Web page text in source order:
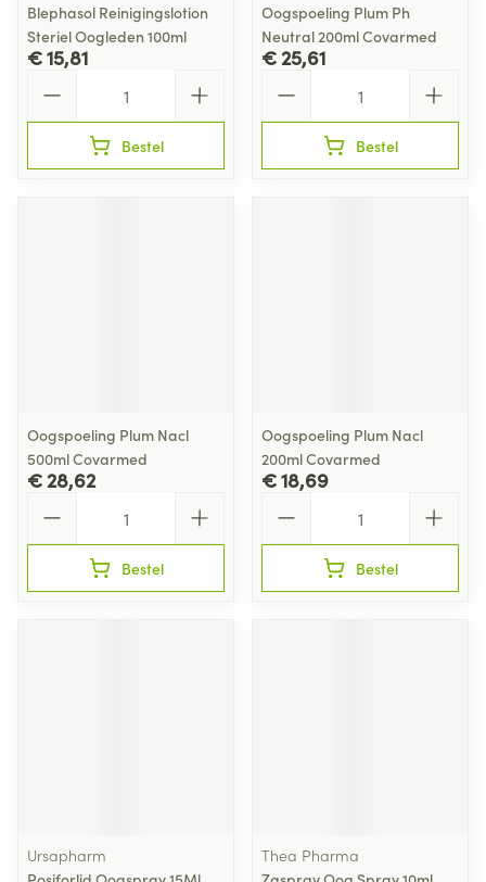
Blephasol Reinigingslotion
Steriel Oogleden 100ml
€ 15,81
Bestel
Oogspoeling Plum Ph
Neutral 200ml Covarmed
€ 25,61
Bestel
Oogspoeling Plum Nacl
500ml Covarmed
€ 28,62
Bestel
Oogspoeling Plum Nacl
200ml Covarmed
€ 18,69
Bestel
Ursapharm
Thea Pharma